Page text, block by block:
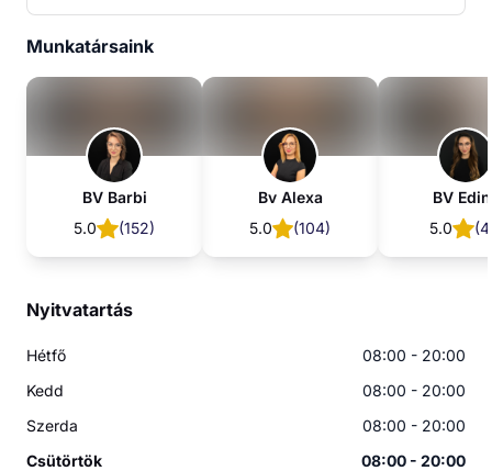
Munkatársaink
BV Barbi
5.0
(152)
Bv Alexa
5.0
(104)
BV
5.0
(
Nyitvatartás
Hétfő
08:00 - 20:00
Kedd
08:00 - 20:00
Szerda
08:00 - 20:00
Csütörtök
08:00 - 20:00